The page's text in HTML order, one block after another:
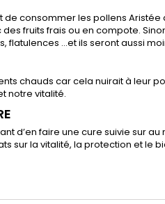
consommer les pollens Aristée
fruits frais ou en compote.
…et ils seront aussi
chauds car cela nuirait à leur
notre vitalité.
d’en faire une cure suivie sur au
sur la vitalité, la protection et le